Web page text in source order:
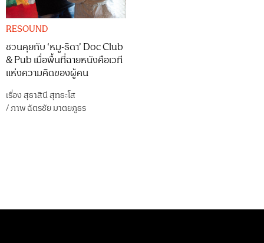
RESOUND
ชวนคุยกับ ‘หมู-ธิดา’ Doc Club
& Pub เมื่อพื้นที่ฉายหนังคือเวที
แห่งความคิดของผู้คน
เรื่องสุธาสินี สุทธะโส
/ภาพฉัตรชัย มาตยภูธร